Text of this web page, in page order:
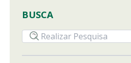
BUSCA